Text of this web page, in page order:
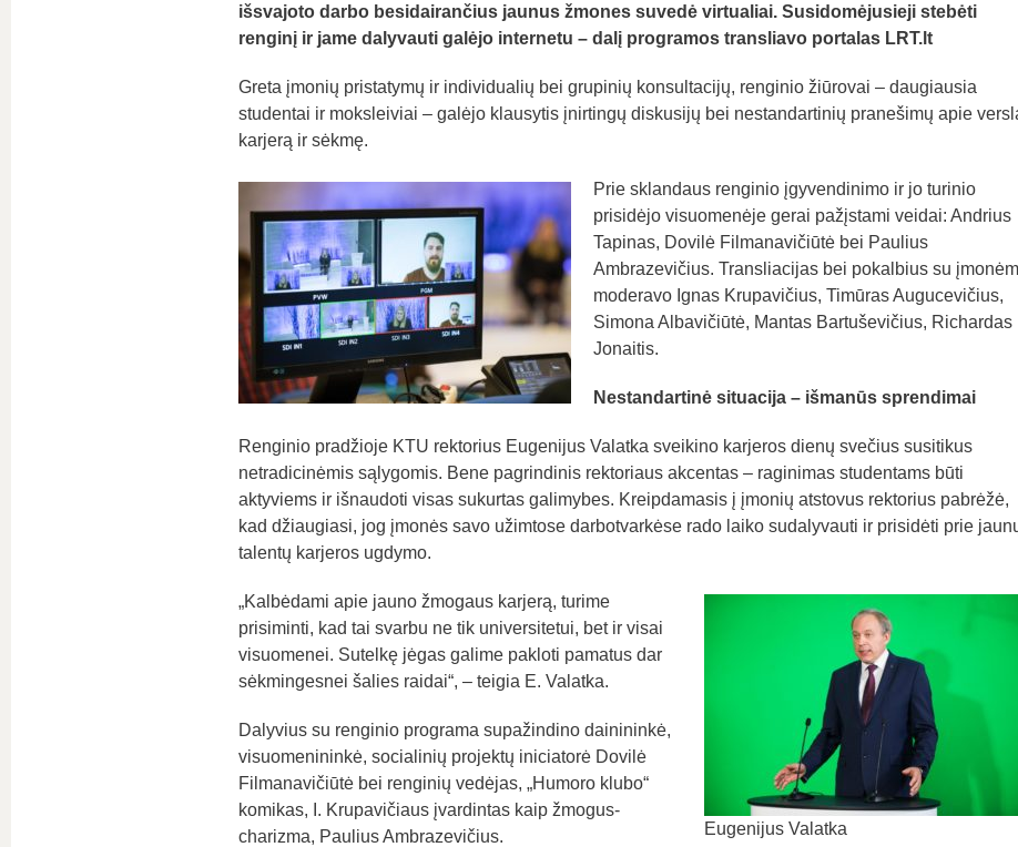
išsvajoto darbo besidairančius jaunus žmones suvedė virtualiai. Susidomėjusieji stebėti
renginį ir jame dalyvauti galėjo internetu – dalį programos transliavo portalas LRT.lt
Greta įmonių pristatymų ir individualių bei grupinių konsultacijų, renginio žiūrovai – daugiausia
studentai ir moksleiviai – galėjo klausytis įnirtingų diskusijų bei nestandartinių pranešimų apie
karjerą ir sėkmę.
Prie sklandaus renginio įgyvendinimo ir jo turinio
prisidėjo visuomenėje gerai pažįstami veidai: Andrius
Tapinas, Dovilė Filmanavičiūtė bei Paulius
Ambrazevičius. Transliacijas bei pokalbius su
moderavo Ignas Krupavičius, Timūras Augucevičius,
Simona Albavičiūtė, Mantas Bartuševičius, Richardas
Jonaitis.
Nestandartinė situacija – išmanūs sprendimai
Renginio pradžioje KTU rektorius Eugenijus Valatka sveikino karjeros dienų svečius susitikus
netradicinėmis sąlygomis. Bene pagrindinis rektoriaus akcentas – raginimas studentams būti
aktyviems ir išnaudoti visas sukurtas galimybes. Kreipdamasis į įmonių atstovus rektorius pabrėžė,
kad džiaugiasi, jog įmonės savo užimtose darbotvarkėse rado laiko sudalyvauti ir prisidėti prie
talentų karjeros ugdymo.
Eugenijus Valatka
„Kalbėdami apie jauno žmogaus karjerą, turime
prisiminti, kad tai svarbu ne tik universitetui, bet ir visai
visuomenei. Sutelkę jėgas galime pakloti pamatus dar
sėkmingesnei šalies raidai“, – teigia E. Valatka.
Dalyvius su renginio programa supažindino dainininkė,
visuomenininkė, socialinių projektų iniciatorė Dovilė
Filmanavičiūtė bei renginių vedėjas, „Humoro klubo“
komikas, I. Krupavičiaus įvardintas kaip žmogus-
charizma, Paulius Ambrazevičius.